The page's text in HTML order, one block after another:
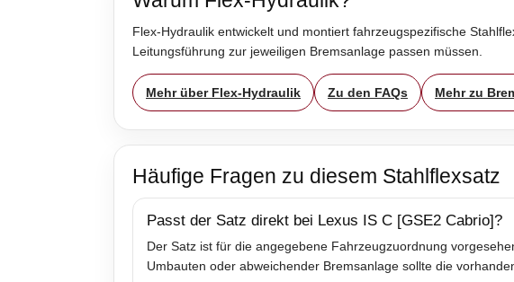
Flex-Hydraulik entwickelt und montiert fahrzeugspezifische
Leitungsführung zur jeweiligen Bremsanlage passen müssen.
Mehr über Flex-Hydraulik Zu den FAQs Mehr zu
Häufige Fragen zu diesem Stahlflexsatz
Passt der Satz direkt bei Lexus IS C [GSE2 Cabrio]?
Der Satz ist für die angegebene Fahrzeugzuordnung
Umbauten oder abweichender Bremsanlage sollte die